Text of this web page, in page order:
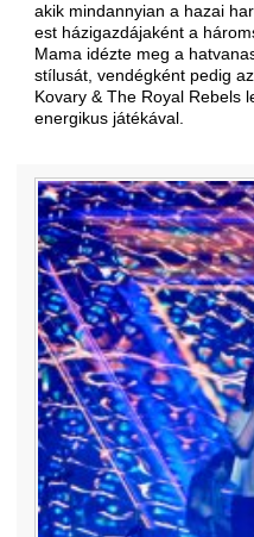
akik mindannyian a hazai
est házigazdájaként a
Mama idézte meg a
stílusát, vendégként pedig
Kovary & The Royal Rebels
energikus játékával.